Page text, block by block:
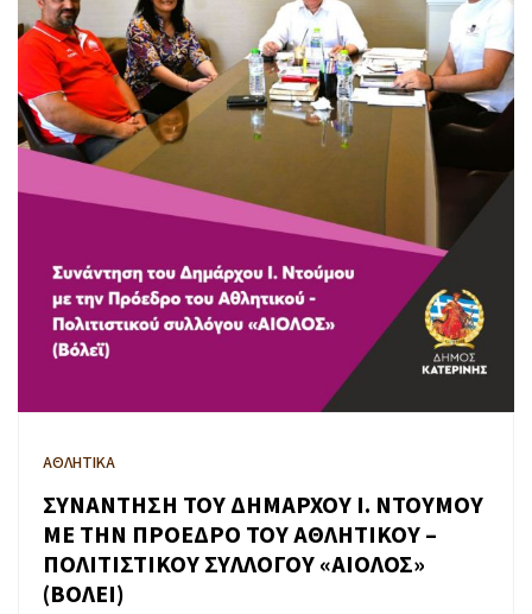
ΑΘΛΗΤΙΚΑ
ΣΥΝΑΝΤΗΣΗ ΤΟΥ ΔΗΜΑΡΧΟΥ Ι. ΝΤΟΥΜΟΥ
ΜΕ ΤΗΝ ΠΡΟΕΔΡΟ ΤΟΥ ΑΘΛΗΤΙΚΟΥ –
ΠΟΛΙΤΙΣΤΙΚΟΥ ΣΥΛΛΟΓΟΥ «ΑΙΟΛΟΣ»
(ΒΟΛΕΙ)